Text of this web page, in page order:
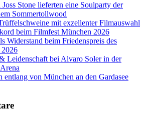
Stone lieferten eine Soulparty der
Sommertollwood
mit exzellenter Filmauswahl
beim Filmfest München 2026
Widerstand beim Friedenspreis des
2026
Leidenschaft bei Alvaro Soler in der
entlang von München an den Gardasee